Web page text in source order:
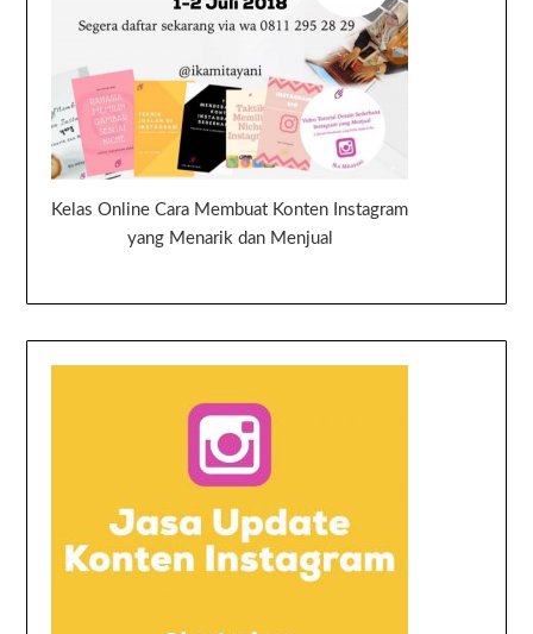
Kelas Online Cara Membuat Konten Instagram
yang Menarik dan Menjual